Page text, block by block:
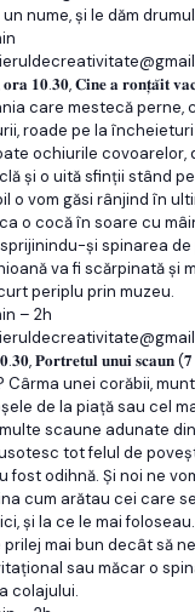
nume, și le dăm
𝐨𝐫𝐚 𝟏𝟎.𝟑𝟎, 𝐂𝐢𝐧𝐞 𝐚 𝐫𝐨𝐧𝐭̦𝐚̆𝐢𝐭
care mestecă perne,
roade pe la
ochiurile covoarelor,
și o uită sfinții stând
o vom găsi rânjind în
o cocă în soare cu
și spinarea
va fi scărpinată și
periplu prin muzeu.
– 2h
𝐏𝐨𝐫𝐭𝐫𝐞𝐭𝐮𝐥 𝐮𝐧𝐮𝐢 𝐬𝐜𝐚𝐮𝐧
Cârma unei corăbii,
de la piață sau cel
scaune adunate
tot felul de
fost odihnă. Și noi ne
cum arătau cei care
și la ce le mai
mai bun decât să
sau măcar o
colajului.